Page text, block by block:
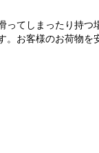
ってしまったり持つ
。お客様のお荷物を